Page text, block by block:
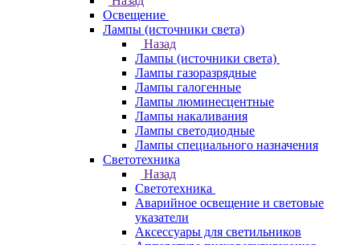
Освещение
Лампы (источники света)
Назад
Лампы (источники света)
Лампы газоразрядные
Лампы галогенные
Лампы люминесцентные
Лампы накаливания
Лампы светодиодные
Лампы специального назначения
Светотехника
Назад
Светотехника
Аварийное освещение и световые
указатели
Аксессуары для светильников